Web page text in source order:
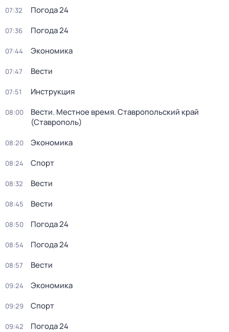
07:32 Погода 24
07:36 Погода 24
07:44 Экономика
07:47 Вести
07:51 Инструкция
08:00
Вести. Местное время. Ставропольский край
(Ставрополь)
08:20 Экономика
08:24 Спорт
08:32 Вести
08:45 Вести
08:50 Погода 24
08:54 Погода 24
08:57 Вести
09:24 Экономика
09:29 Спорт
09:42 Погода 24